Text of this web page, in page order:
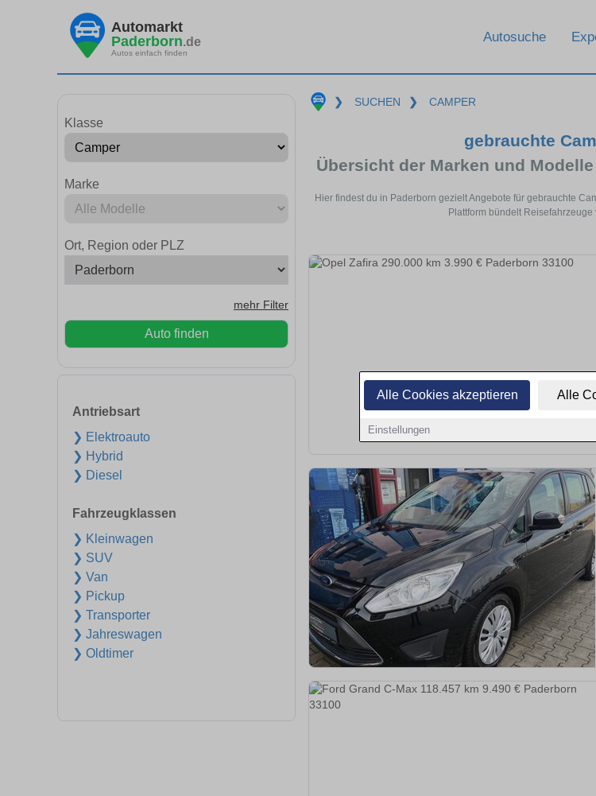
Alle Cookies akzeptieren Alle
Einstellungen
Automarkt
Paderborn.de
Autos einfach finden
Autosuche
Klasse
Marke
Ort, Region oder PLZ
mehr Filter
Auto finden
Antriebsart
❯ Elektroauto
❯ Hybrid
❯ Diesel
Fahrzeugklassen
❯ Kleinwagen
❯ SUV
❯ Van
❯ Pickup
❯ Transporter
❯ Jahreswagen
❯ Oldtimer
❯ SUCHEN ❯ CAMPER
gebrauchte
Übersicht der Marken und
Hier findest du in Paderborn gezielt Angebote für gebrauchte
Plattform bündelt